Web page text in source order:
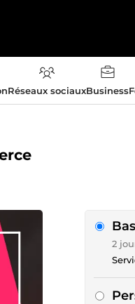
Réseaux sociauxBusiness
2